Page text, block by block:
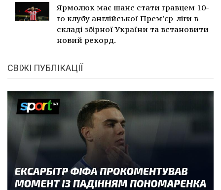
Ярмолюк має шанс стати гравцем 10-
го клубу англійської Прем'єр-ліги в
складі збірної України та встановити
новий рекорд.
СВІЖІ ПУБЛІКАЦІЇ